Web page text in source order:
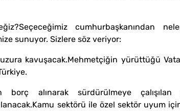
cumhurbaşkanından
sunuyor. Sizlere söz veriyor:
kavuşacak.Mehmetçiğin yürüttüğü
borç alınarak sürdürülmeye
sektörü ile özel sektör uyum